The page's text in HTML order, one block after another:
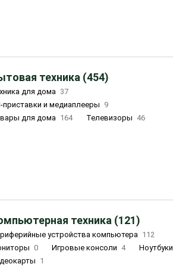
техника (454)
для дома 37
приставки и медиаплееры
9
для дома 164 Телевизоры 46
техника (121)
устройства компьютера 112
0 Игровые консоли 4 Ноутбуки
1